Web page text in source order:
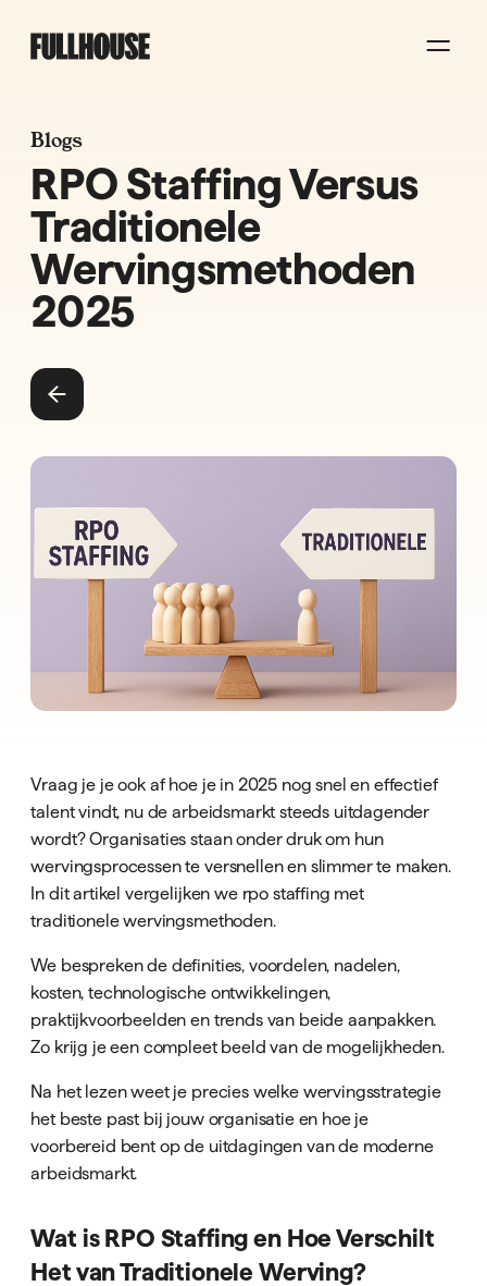
Blogs
RPO Staffing Versus
Traditionele
Wervingsmethoden
2025
Vraag je je ook af hoe je in 2025 nog snel en effectief
talent vindt, nu de arbeidsmarkt steeds uitdagender
wordt? Organisaties staan onder druk om hun
wervingsprocessen te versnellen en slimmer te maken.
In dit artikel vergelijken we rpo staffing met
traditionele wervingsmethoden.
We bespreken de definities, voordelen, nadelen,
kosten, technologische ontwikkelingen,
praktijkvoorbeelden en trends van beide aanpakken.
Zo krijg je een compleet beeld van de mogelijkheden.
Na het lezen weet je precies welke wervingsstrategie
het beste past bij jouw organisatie en hoe je
voorbereid bent op de uitdagingen van de moderne
arbeidsmarkt.
Wat is RPO Staffing en Hoe Verschilt
Het van Traditionele Werving?